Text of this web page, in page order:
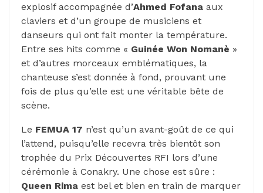
explosif accompagnée d’Ahmed Fofana aux
claviers et d’un groupe de musiciens et
danseurs qui ont fait monter la température.
Entre ses hits comme « Guinée Won Nomanè »
et d’autres morceaux emblématiques, la
chanteuse s’est donnée à fond, prouvant une
fois de plus qu’elle est une véritable bête de
scène.
Le FEMUA 17 n’est qu’un avant-goût de ce qui
l’attend, puisqu’elle recevra très bientôt son
trophée du Prix Découvertes RFI lors d’une
cérémonie à Conakry. Une chose est sûre :
Queen Rima est bel et bien en train de marquer